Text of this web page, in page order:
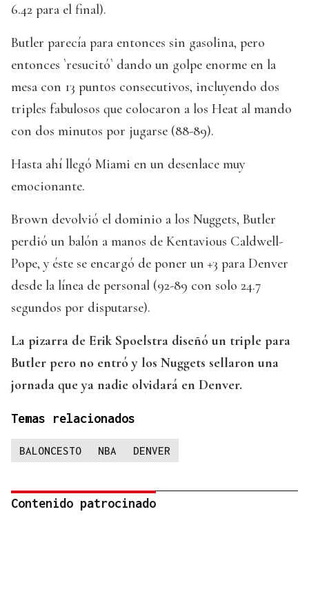
6.42 para el final).
Butler parecía para entonces sin gasolina, pero
entonces `resucitó` dando un golpe enorme en la
mesa con 13 puntos consecutivos, incluyendo dos
triples fabulosos que colocaron a los Heat al mando
con dos minutos por jugarse (88-89).
Hasta ahí llegó Miami en un desenlace muy
emocionante.
Brown devolvió el dominio a los Nuggets, Butler
perdió un balón a manos de Kentavious Caldwell-
Pope, y éste se encargó de poner un +3 para Denver
desde la línea de personal (92-89 con solo 24.7
segundos por disputarse).
La pizarra de Erik Spoelstra diseñó un triple para
Butler pero no entró y los Nuggets sellaron una
jornada que ya nadie olvidará en Denver.
Temas relacionados
BALONCESTO NBA DENVER
Contenido patrocinado